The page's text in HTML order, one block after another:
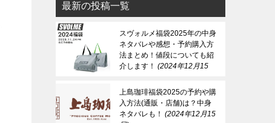
最新の投稿一覧
スヴォルメ福袋2025年の中身
ネタバレや感想・予約購入方
法まとめ！値段についても紹
介します！
2024年12月15
上島珈琲福袋2025の予約や購
入方法(通販・店舗)は？中身
ネタバレも！
2024年12月15